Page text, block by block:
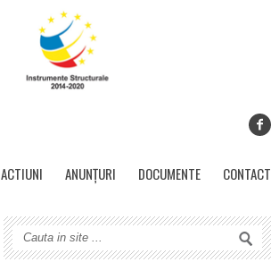
ACTIUNI ANUNȚURI DOCUMENTE CONTACT